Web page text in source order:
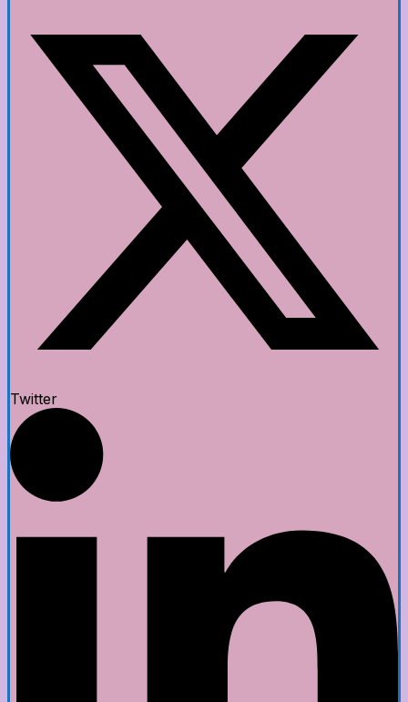
Twitter